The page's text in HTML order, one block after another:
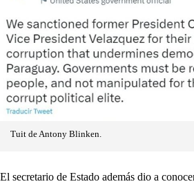
Tuit de Antony Blinken.
El secretario de Estado además dio a